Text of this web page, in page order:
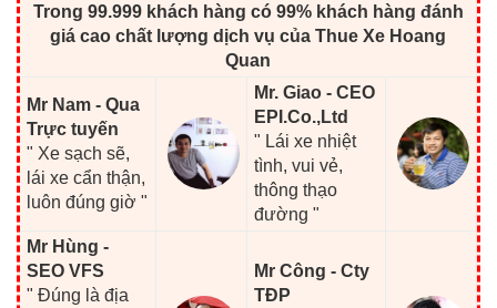
Trong 99.999 khách hàng có 99% khách hàng đánh
giá cao chất lượng dịch vụ của Thue Xe Hoang
Quan
Mr Nam - Qua
Trực tuyến
" Xe sạch sẽ,
lái xe cẩn thận,
luôn đúng giờ "
Mr. Giao - CEO
EPI.Co.,Ltd
" Lái xe nhiệt
tình, vui vẻ,
thông thạo
đường "
Mr Hùng -
SEO VFS
" Đúng là địa
Mr Công - Cty
TĐP